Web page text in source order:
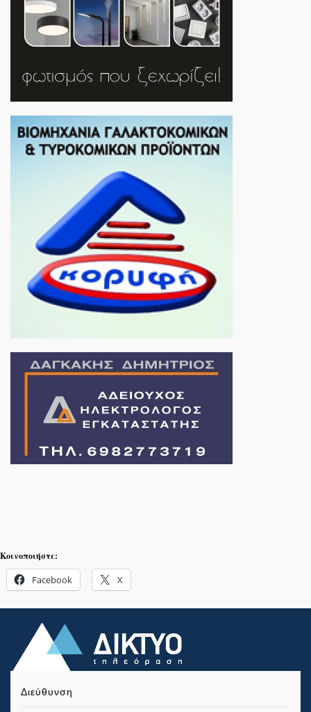
Κοινοποιήστε:
Facebook X
Διεύθυνση